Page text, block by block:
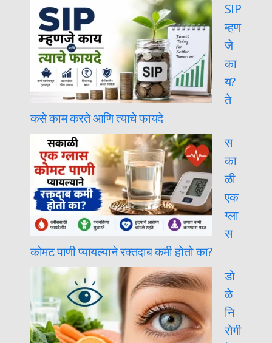
SIP
म्हण
जे
का
य?
ते
कसे काम करते आणि त्याचे फायदे
स
का
ळी
एक
ग्ला
स
कोमट पाणी प्यायल्याने रक्तदाब कमी होतो का?
डो
ळे
नि
रोगी